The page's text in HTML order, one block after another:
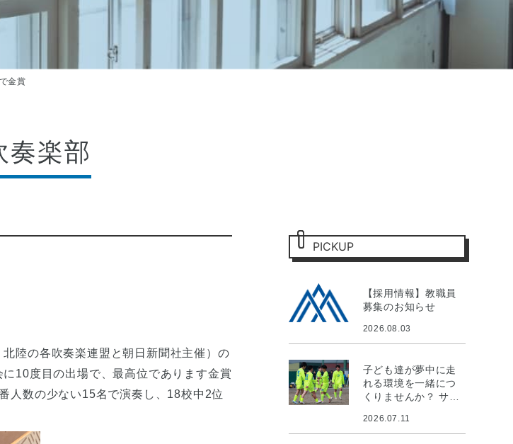
金賞
奏楽部
陸の各吹奏楽連盟と朝日新聞社主催）の
10度目の出場で、最高位であります金賞
人数の少ない15名で演奏し、18校中2位
PICKUP
【採用情報】教職員
募集のお知らせ
2026.08.03
子ども達が夢中に走
れる環境を一緒につ
くりませんか？ サッ
ェクト
2026.07.11